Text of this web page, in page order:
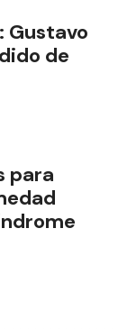
Gustavo
de
para